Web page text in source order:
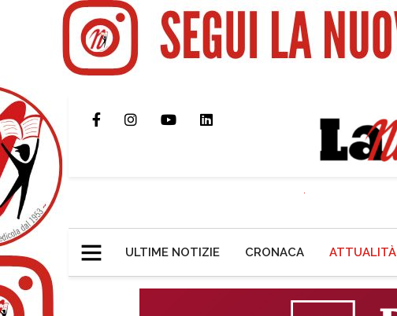
ULTIME NOTIZIE CRONACA ATTUALITÀ